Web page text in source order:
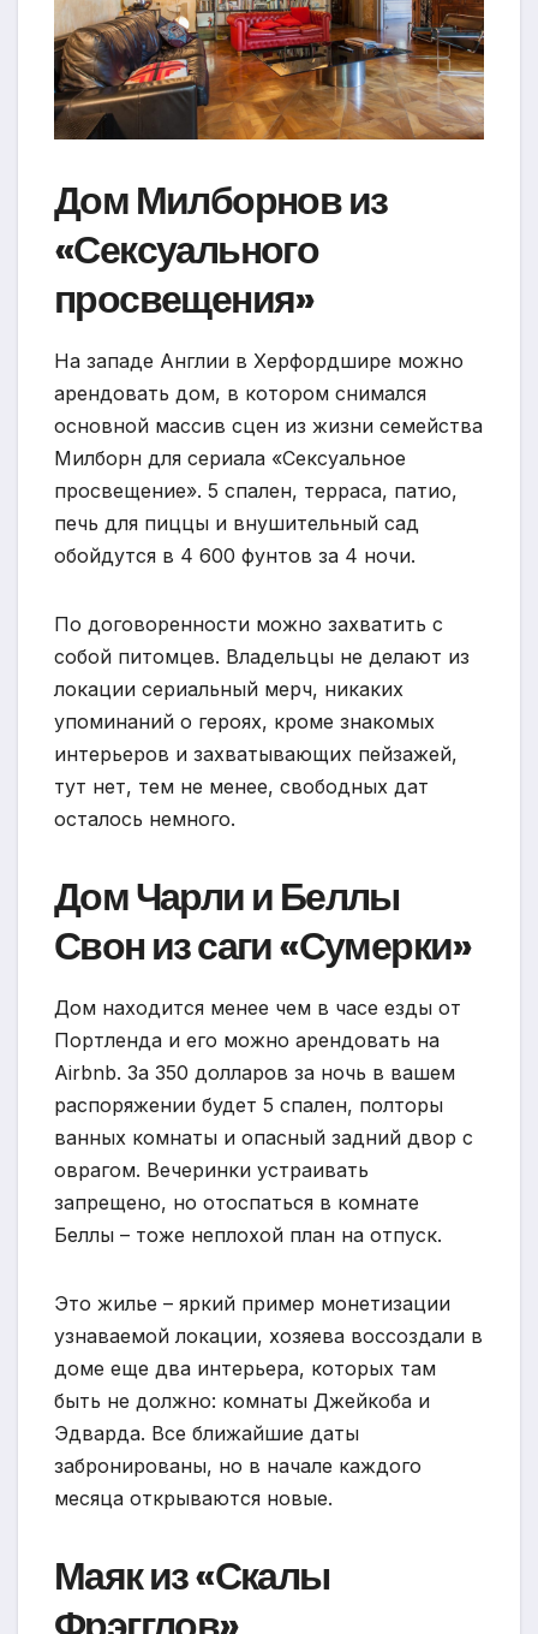
Дом Милборнов из
«Сексуального
просвещения»
На западе Англии в Херфордшире можно
арендовать дом, в котором снимался
основной массив сцен из жизни семейства
Милборн для сериала «Сексуальное
просвещение». 5 спален, терраса, патио,
печь для пиццы и внушительный сад
обойдутся в 4 600 фунтов за 4 ночи.
По договоренности можно захватить с
собой питомцев. Владельцы не делают из
локации сериальный мерч, никаких
упоминаний о героях, кроме знакомых
интерьеров и захватывающих пейзажей,
тут нет, тем не менее, свободных дат
осталось немного.
Дом Чарли и Беллы
Свон из саги «Сумерки»
Дом находится менее чем в часе езды от
Портленда и его можно арендовать на
Airbnb. За 350 долларов за ночь в вашем
распоряжении будет 5 спален, полторы
ванных комнаты и опасный задний двор с
оврагом. Вечеринки устраивать
запрещено, но отоспаться в комнате
Беллы – тоже неплохой план на отпуск.
Это жилье – яркий пример монетизации
узнаваемой локации, хозяева воссоздали в
доме еще два интерьера, которых там
быть не должно: комнаты Джейкоба и
Эдварда. Все ближайшие даты
забронированы, но в начале каждого
месяца открываются новые.
Маяк из «Скалы